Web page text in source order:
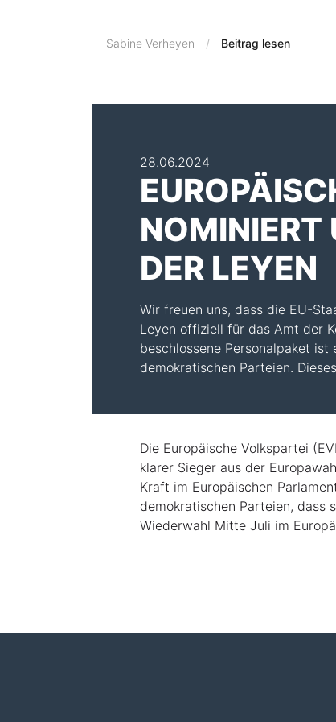
Sabine Verheyen Beitrag lesen
28.06.2024
NOMINIERT
DER LEYEN
Wir freuen uns, dass die EU-
Leyen offiziell für das Amt der
beschlossene Personalpaket
demokratischen Parteien.
Die Europäische Volkspartei
klarer Sieger aus der
Kraft im Europäischen
demokratischen Parteien, dass
Wiederwahl Mitte Juli im